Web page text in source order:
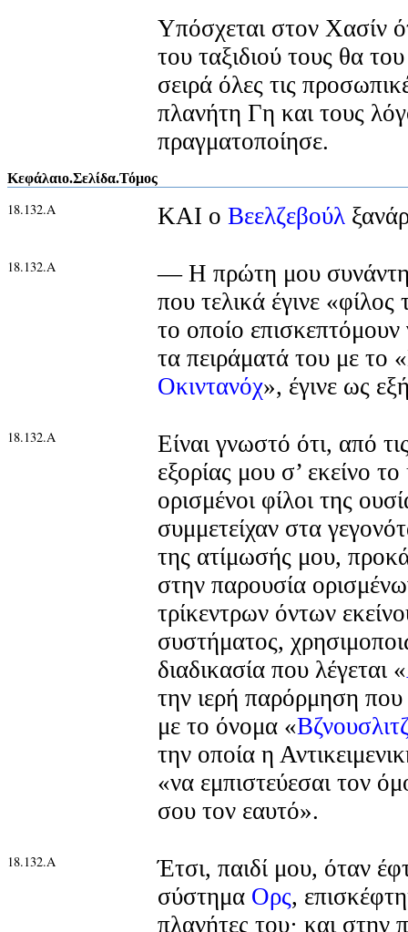
Υπόσχεται στον Χασίν
του ταξιδιού τους θα
σειρά όλες τις
πλανήτη Γη και τους
πραγματοποίησε.
Κεφάλαιο.Σελίδα.Τόμος
18.132.Α ΚΑΙ ο Βεελζεβούλ
18.132.Α
— Η πρώτη μου
που τελικά έγινε
το οποίο
τα πειράματά του με το
Οκιντανόχ», έγινε ως
18.132.Α
Είναι γνωστό ότι, από
εξορίας μου σ’ εκείνο
ορισμένοι φίλοι της
συμμετείχαν στα
της ατίμωσής μου,
στην παρουσία
τρίκεντρων όντων
συστήματος,
διαδικασία που λέγεται «
την ιερή παρόρμηση
με το όνομα «
την οποία η
«να εμπιστεύεσαι τον
σου τον εαυτό».
18.132.Α
Έτσι, παιδί μου, όταν
σύστημα Ορς,
πλανήτες του· και